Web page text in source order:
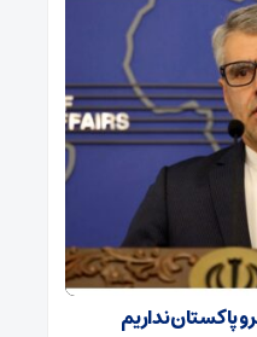
و پاکستان نداریم